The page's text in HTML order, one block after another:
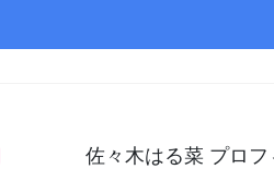
佐々木はる菜 プロフ